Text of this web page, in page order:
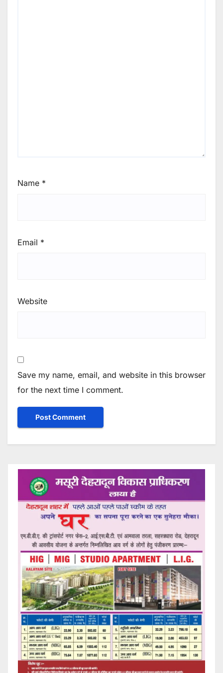
Name *
Email *
Website
Save my name, email, and website in this browser
for the next time I comment.